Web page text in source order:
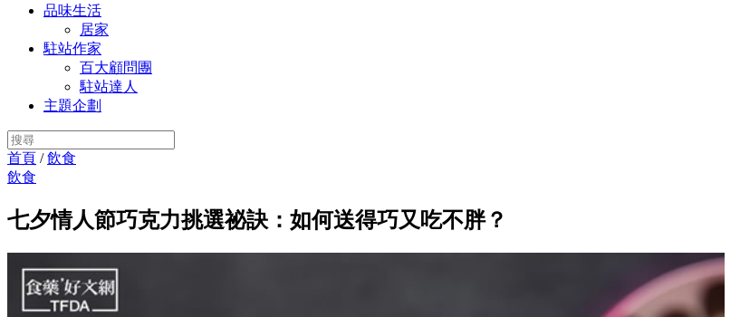
品味生活
居家
駐站作家
百大顧問團
駐站達人
主題企劃
首頁 /飲食
飲食
七夕情人節巧克力挑選祕訣：如何送得巧又吃不胖？